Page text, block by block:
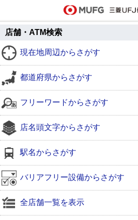
店舗・ATM検索
現在地周辺からさがす
都道府県からさがす
フリーワードからさがす
店名頭文字からさがす
駅名からさがす
バリアフリー設備からさがす
全店舗一覧を表示